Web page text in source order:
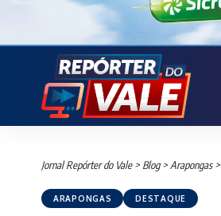
Jornal Repórter do Vale> Blog> Arapongas>
ARAPONGAS DESTAQUE